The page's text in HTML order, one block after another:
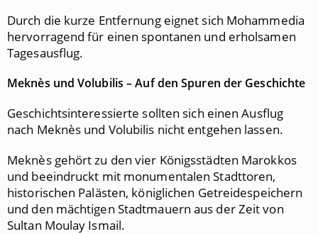
Durch die kurze Entfernung eignet sich Mohammedia
hervorragend für einen spontanen und erholsamen
Tagesausflug.
Meknès und Volubilis – Auf den Spuren der Geschichte
Geschichtsinteressierte sollten sich einen Ausflug
nach Meknès und Volubilis nicht entgehen lassen.
Meknès gehört zu den vier Königsstädten Marokkos
und beeindruckt mit monumentalen Stadttoren,
historischen Palästen, königlichen Getreidespeichern
und den mächtigen Stadtmauern aus der Zeit von
Sultan Moulay Ismail.